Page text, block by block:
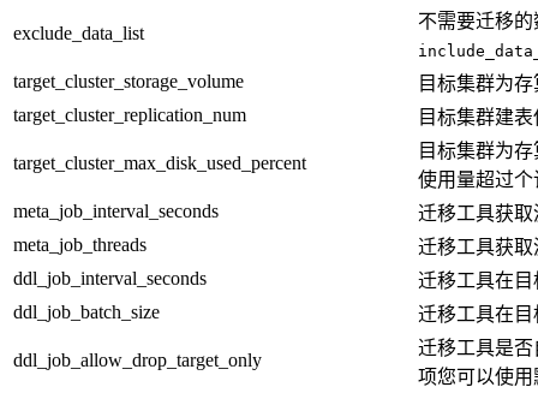
exclude_data_list
不需要迁移
target_cluster_storage_volume
目标集群为存
target_cluster_replication_num
目标集群建
target_cluster_max_disk_used_percent
目标集群为
使用量超过
meta_job_interval_seconds
迁移工具获
meta_job_threads
迁移工具获
ddl_job_interval_seconds
迁移工具在
ddl_job_batch_size
迁移工具在
ddl_job_allow_drop_target_only
迁移工具是
项您可以使用